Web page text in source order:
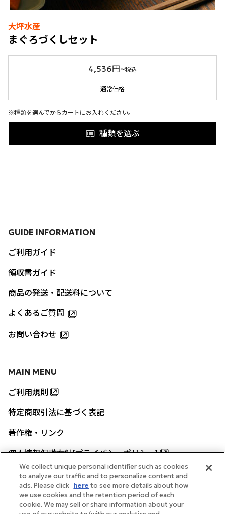
大坪水産
まぐろづくしセット
4,536円~税込
通常価格
※種類を選んでからカートにお入れください。
種類を選ぶ
MAIN MENU
ご利用規則
特定商取引法に基づく表記
著作権・リンク
個人情報保護方針[プライバシーポリシー]
GUIDE INFORMATION
ご利用ガイド
領収書ガイド
商品の発送・配送料について
よくあるご質問
お問い合わせ
帝国ホテル公式サイト
We collect unique personal identifier such as cookies
to analyze our traffic and to personalize content and
ads. Please click here to see more details about how
we use cookies and the retention period of each
cookie. We may sell or share information about your